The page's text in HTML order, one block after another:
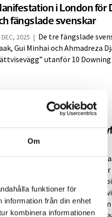
Om
funktioner för
från din enhet
kombinera informationen
i London för
fängslade svenskar
DEC, 2025 | De tre fängslade
Gui Minhai och Ahmadreza
utanför 10
Isaak: Akut att
förbjudna böcker
SEP, 2025 BOKMÄSSAN Dawit
och Danait Isaak
att inrätta ett nationellt
litteratur. – Det är
ett föregångsland i frågorna